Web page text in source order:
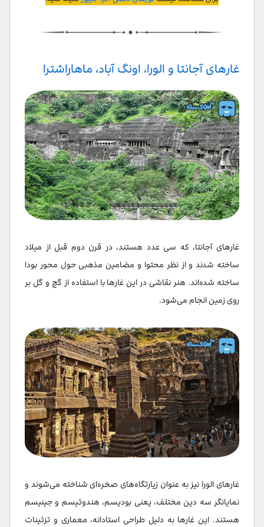
غارهای آجانتا و الورا، اونگ آباد، ماهاراشترا
غارهای آجانتا، که سی عدد هستند، در قرن دوم قبل از میلاد
ساخته شدند و از نظر محتوا و مضامین مذهبی حول محور بودا
ساخته شده‌اند. هنر نقاشی در این غارها با استفاده از گچ و گل بر
روی زمین انجام می‌شود.
غارهای الورا نیز به عنوان زیارتگاه‌های صخره‌ای شناخته می‌شوند و
نمایانگر سه دین مختلف، یعنی بودیسم، هندوئیسم و جینیسم
هستند. این غارها به دلیل طراحی استادانه، معماری و تزئینات